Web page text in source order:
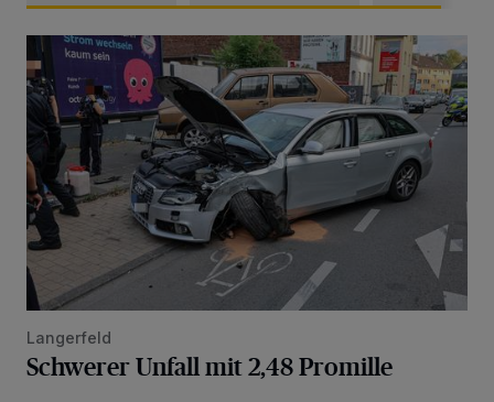
Schwerer Unfall mit 2,48 Promille
Langerfeld
Schwerer Unfall mit 2,48 Promille